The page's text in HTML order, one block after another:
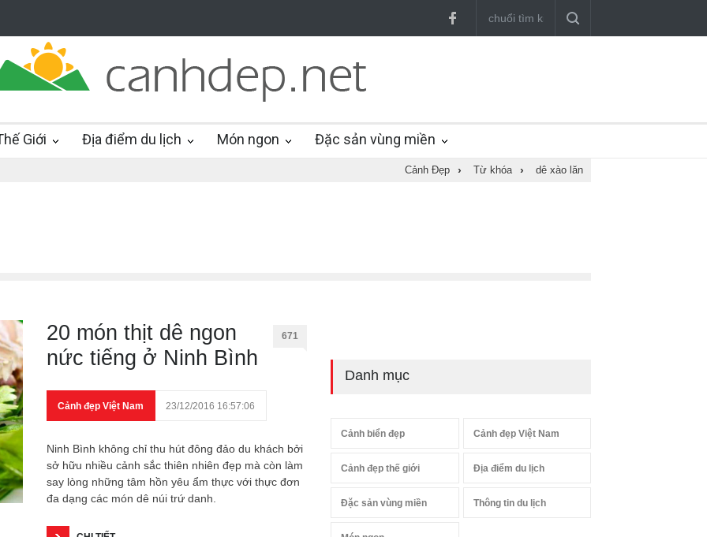
Giới Địa điểm du lịch Món ngon Đặc sản vùng miền
Cảnh Đẹp › Từ khóa › dê xào lăn
20 món thịt dê ngon
nức tiếng ở Ninh Bình
671
Cảnh đẹp Việt Nam 23/12/2016 16:57:06
Ninh Bình không chỉ thu hút đông đảo du khách bởi
sở hữu nhiều cảnh sắc thiên nhiên đẹp mà còn làm
say lòng những tâm hồn yêu ẩm thực với thực đơn
đa dạng các món dê núi trứ danh.
Danh mục
Cảnh biển đẹp Cảnh đẹp Việt Nam
Cảnh đẹp thế giới Địa điểm du lịch
Đặc sản vùng miền Thông tin du lịch